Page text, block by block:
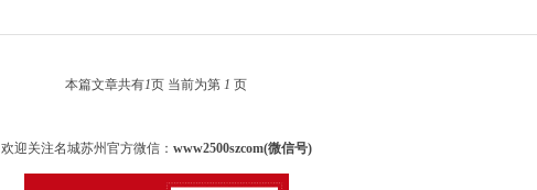
本篇文章共有1页 当前为第 1 页
欢迎关注名城苏州官方微信： www2500szcom(微信号)